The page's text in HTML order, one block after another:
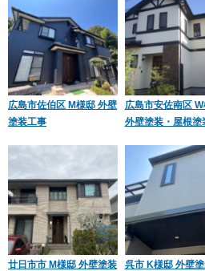
広島市佐伯区 M様邸 外壁
塗装工事
広島市安佐南区
外壁塗装・屋根塗
廿日市市 M様邸 外壁塗装
呉市 K様邸 外壁